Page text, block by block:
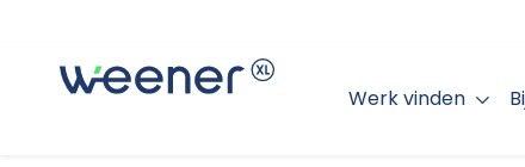
Werk vinden